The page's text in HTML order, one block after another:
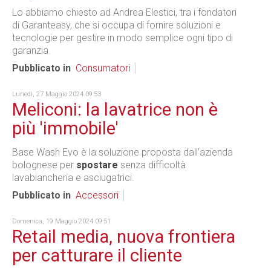
Lo abbiamo chiesto ad Andrea Elestici, tra i fondatori
di Garanteasy, che si occupa di fornire soluzioni e
tecnologie per gestire in modo semplice ogni tipo di
garanzia.
Pubblicato in Consumatori
Lunedì, 27 Maggio 2024 09:53
Meliconi: la lavatrice non è
più 'immobile'
Base Wash Evo è la soluzione proposta dall’azienda
bolognese per spostare senza difficoltà
lavabiancheria e asciugatrici.
Pubblicato in Accessori
Domenica, 19 Maggio 2024 09:51
Retail media, nuova frontiera
per catturare il cliente